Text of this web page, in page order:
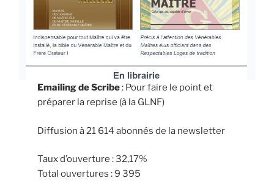
Emailing de Scribe: Pour faire le point et
préparer la reprise (à la GLNF)
Diffusion à 21 614 abonnés de la newsletter
Taux d’ouverture : 32,17%
Total ouvertures : 9 395